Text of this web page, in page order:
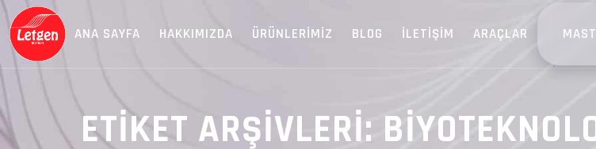
ANA SAYFA HAKKIMIZDA ÜRÜNLERIMIZ BLOG İLETIŞIM ARAÇLAR
ETIKET ARŞIVLERI: